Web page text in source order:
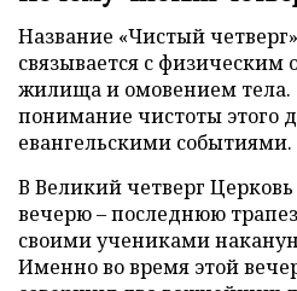
Название «Чистый
связывается с
жилища и омовением тела.
понимание чистоты этого
евангельскими событиями.
В Великий четверг
вечерю – последнюю
своими учениками
Именно во время этой